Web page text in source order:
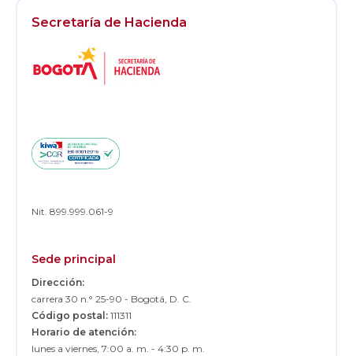
Secretaría de Hacienda
Nit. 899.999.061-9
Sede principal
Dirección:
carrera 30 n.° 25-90 - Bogotá, D. C.
Código postal: 111311
Horario de atención:
lunes a viernes, 7:00 a. m. - 4:30 p. m.